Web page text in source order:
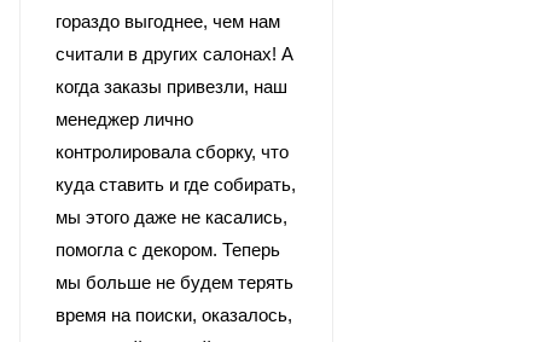
гораздо выгоднее, чем нам
считали в других салонах! А
когда заказы привезли, наш
менеджер лично
контролировала сборку, что
куда ставить и где собирать,
мы этого даже не касались,
помогла с декором. Теперь
мы больше не будем терять
время на поиски, оказалось,